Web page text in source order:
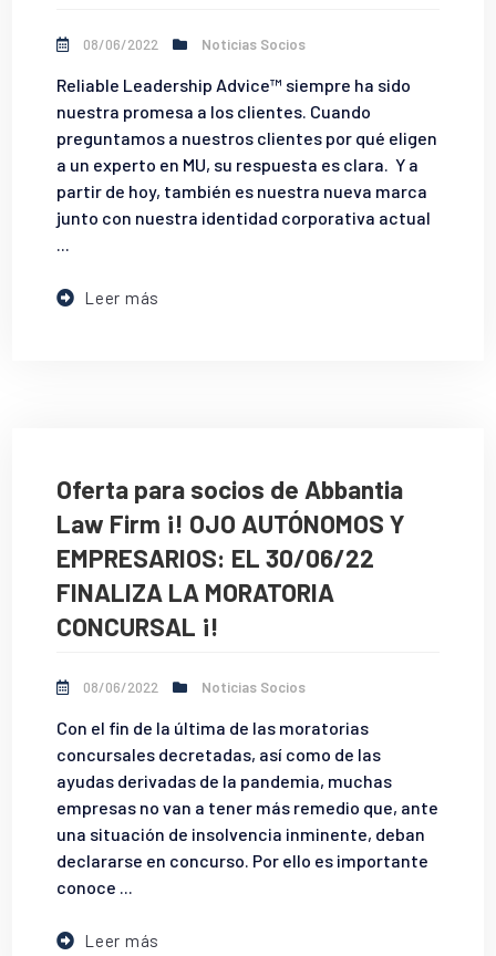
08/06/2022 Noticias Socios
Reliable Leadership Advice™ siempre ha sido
nuestra promesa a los clientes. Cuando
preguntamos a nuestros clientes por qué eligen
a un experto en MU, su respuesta es clara. Y a
partir de hoy, también es nuestra nueva marca
junto con nuestra identidad corporativa actual
...
Leer más
Oferta para socios de Abbantia
Law Firm ¡! OJO AUTÓNOMOS Y
EMPRESARIOS: EL 30/06/22
FINALIZA LA MORATORIA
CONCURSAL ¡!
08/06/2022 Noticias Socios
Con el fin de la última de las moratorias
concursales decretadas, así como de las
ayudas derivadas de la pandemia, muchas
empresas no van a tener más remedio que, ante
una situación de insolvencia inminente, deban
declararse en concurso. Por ello es importante
conoce ...
Leer más